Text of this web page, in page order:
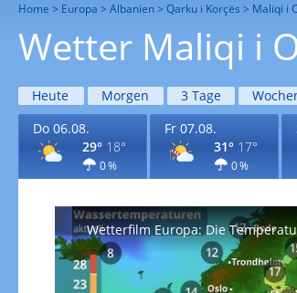
Home Europa Albanien Qarku i Korçës Maliqi i
Wetter Maliqi i
Heute Morgen 3 Tage
Do 06.08.
29° 18°
0 %
Fr 07.08.
31° 17°
0 %
Wetterfilm Europa: Die